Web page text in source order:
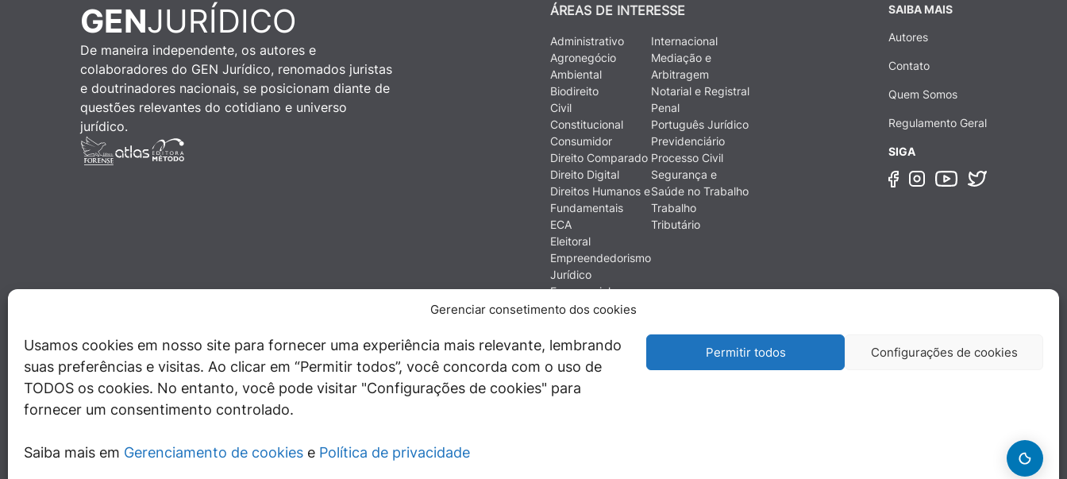
Gerenciar consetimento dos cookies
Usamos cookies em nosso site para fornecer uma experiência mais relevante, lembrando
suas preferências e visitas. Ao clicar em “Permitir todos”, você concorda com o uso de
TODOS os cookies. No entanto, você pode visitar "Configurações de cookies" para
fornecer um consentimento controlado.
Saiba mais em Gerenciamento de cookies e Política de privacidade
Permitir todos Configurações de cookies
GENJURÍDICO
De maneira independente, os autores e
colaboradores do GEN Jurídico, renomados juristas
e doutrinadores nacionais, se posicionam diante de
questões relevantes do cotidiano e universo
jurídico.
ÁREAS DE INTERESSE
Administrativo
Agronegócio
Ambiental
Biodireito
Civil
Constitucional
Consumidor
Direito Comparado
Direito Digital
Direitos Humanos e
Fundamentais
ECA
Eleitoral
Empreendedorismo
Jurídico
Empresarial
Ética
Financeiro e
História do Direito
Imobiliário
Internacional
Mediação e
Arbitragem
Notarial e Registral
Penal
Português Jurídico
Previdenciário
Processo Civil
Segurança e
Saúde no Trabalho
Trabalho
Tributário
SAIBA MAIS
Autores
Contato
Quem Somos
Regulamento Geral
SIGA